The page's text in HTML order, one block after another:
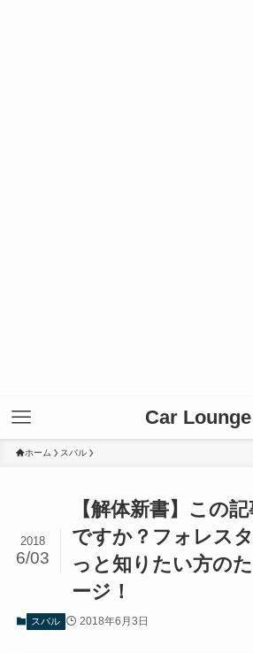
Car Lounge
ホーム スバル
【解体新書】この
ですか？フォレス
っと知りたい方の
ージ！
2018
6/03
スバル 2018年6月3日